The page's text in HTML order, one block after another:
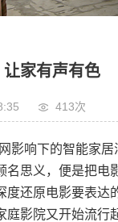
家有声有色
413次
影响下的智能家
名思义，便是把电
度还原电影要表
庭影院又开始流行